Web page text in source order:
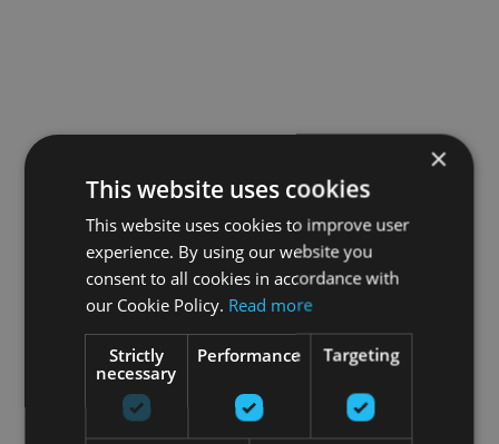
×
This website uses cookies
This website uses cookies to improve user
experience. By using our website you
consent to all cookies in accordance with
our Cookie Policy. Read more
Strictly
necessary
Performance Targeting